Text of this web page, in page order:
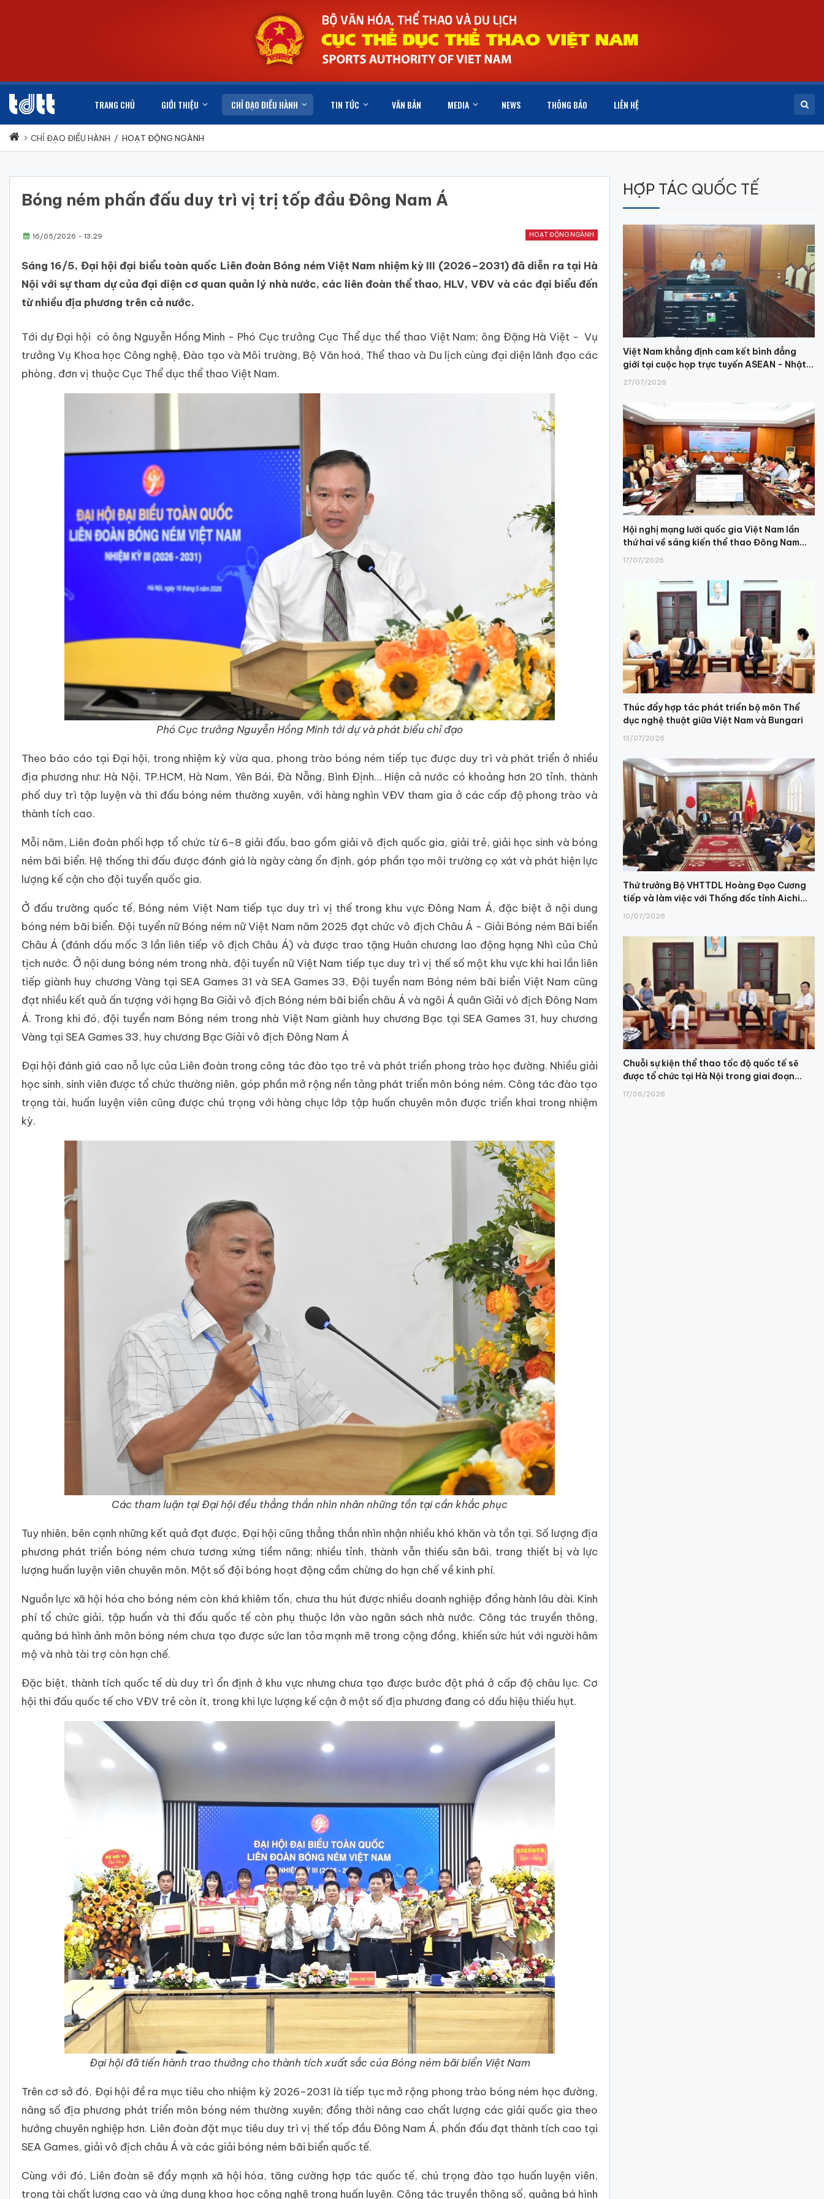
TRANG CHỦ GIỚI THIỆU CHỈ ĐẠO ĐIỀU HÀNH TIN TỨC VĂN BẢN MEDIA NEWS THÔNG BÁO LIÊN HỆ
CHỈ ĐẠO ĐIỀU HÀNH / HOẠT ĐỘNG NGÀNH
Bóng ném phấn đấu duy trì vị trị tốp đầu Đông Nam Á
HOẠT ĐỘNG NGÀNH
16/05/2026 - 13:29
Sáng 16/5, Đại hội đại biểu toàn quốc Liên đoàn Bóng ném Việt Nam nhiệm kỳ III (2026–2031) đã diễn ra tại Hà
Nội với sự tham dự của đại diện cơ quan quản lý nhà nước, các liên đoàn thể thao, HLV, VĐV và các đại biểu đến
từ nhiều địa phương trên cả nước.
Tới dự Đại hội có ông Nguyễn Hồng Minh - Phó Cục trưởng Cục Thể dục thể thao Việt Nam; ông Đặng Hà Việt - Vụ
trưởng Vụ Khoa học Công nghệ, Đào tạo và Môi trường, Bộ Văn hoá, Thể thao và Du lịch cùng đại diện lãnh đạo các
phòng, đơn vị thuộc Cục Thể dục thể thao Việt Nam.
Phó Cục trưởng Nguyễn Hồng Minh tới dự và phát biểu chỉ đạo
Theo báo cáo tại Đại hội, trong nhiệm kỳ vừa qua, phong trào bóng ném tiếp tục được duy trì và phát triển ở nhiều
địa phương như: Hà Nội, TP.HCM, Hà Nam, Yên Bái, Đà Nẵng, Bình Định… Hiện cả nước có khoảng hơn 20 tỉnh, thành
phố duy trì tập luyện và thi đấu bóng ném thường xuyên, với hàng nghìn VĐV tham gia ở các cấp độ phong trào và
thành tích cao.
Mỗi năm, Liên đoàn phối hợp tổ chức từ 6–8 giải đấu, bao gồm giải vô địch quốc gia, giải trẻ, giải học sinh và bóng
ném bãi biển. Hệ thống thi đấu được đánh giá là ngày càng ổn định, góp phần tạo môi trường cọ xát và phát hiện lực
lượng kế cận cho đội tuyển quốc gia.
Ở đấu trường quốc tế, Bóng ném Việt Nam tiếp tục duy trì vị thế trong khu vực Đông Nam Á, đặc biệt ở nội dung
bóng ném bãi biển. Đội tuyển nữ Bóng ném nữ Việt Nam năm 2025 đạt chức vô địch Châu Á - Giải Bóng ném Bãi biển
Châu Á (đánh dấu mốc 3 lần liên tiếp vô địch Châu Á) và được trao tặng Huân chương lao động hạng Nhì của Chủ
tịch nước. Ở nội dung bóng ném trong nhà, đội tuyển nữ Việt Nam tiếp tục duy trì vị thế số một khu vực khi hai lần liên
tiếp giành huy chương Vàng tại SEA Games 31 và SEA Games 33, Đội tuyển nam Bóng ném bãi biển Việt Nam cũng
đạt nhiều kết quả ấn tượng với hạng Ba Giải vô địch Bóng ném bãi biển châu Á và ngôi Á quân Giải vô địch Đông Nam
Á. Trong khi đó, đội tuyển nam Bóng ném trong nhà Việt Nam giành huy chương Bạc tại SEA Games 31, huy chương
Vàng tại SEA Games 33, huy chương Bạc Giải vô địch Đông Nam Á
Đại hội đánh giá cao nỗ lực của Liên đoàn trong công tác đào tạo trẻ và phát triển phong trào học đường. Nhiều giải
học sinh, sinh viên được tổ chức thường niên, góp phần mở rộng nền tảng phát triển môn bóng ném. Công tác đào tạo
trọng tài, huấn luyện viên cũng được chú trọng với hàng chục lớp tập huấn chuyên môn được triển khai trong nhiệm
kỳ.
Các tham luận tại Đại hội đều thẳng thắn nhìn nhân những tồn tại cần khắc phục
Tuy nhiên, bên cạnh những kết quả đạt được, Đại hội cũng thẳng thắn nhìn nhận nhiều khó khăn và tồn tại. Số lượng địa
phương phát triển bóng ném chưa tương xứng tiềm năng; nhiều tỉnh, thành vẫn thiếu sân bãi, trang thiết bị và lực
lượng huấn luyện viên chuyên môn. Một số đội bóng hoạt động cầm chừng do hạn chế về kinh phí.
Nguồn lực xã hội hóa cho bóng ném còn khá khiêm tốn, chưa thu hút được nhiều doanh nghiệp đồng hành lâu dài. Kinh
phí tổ chức giải, tập huấn và thi đấu quốc tế còn phụ thuộc lớn vào ngân sách nhà nước. Công tác truyền thông,
quảng bá hình ảnh môn bóng ném chưa tạo được sức lan tỏa mạnh mẽ trong cộng đồng, khiến sức hút với người hâm
mộ và nhà tài trợ còn hạn chế.
Đặc biệt, thành tích quốc tế dù duy trì ổn định ở khu vực nhưng chưa tạo được bước đột phá ở cấp độ châu lục. Cơ
hội thi đấu quốc tế cho VĐV trẻ còn ít, trong khi lực lượng kế cận ở một số địa phương đang có dấu hiệu thiếu hụt.
Đại hội đã tiến hành trao thưởng cho thành tích xuất sắc của Bóng ném bãi biển Việt Nam
Trên cơ sở đó, Đại hội đề ra mục tiêu cho nhiệm kỳ 2026–2031 là tiếp tục mở rộng phong trào bóng ném học đường,
nâng số địa phương phát triển môn bóng ném thường xuyên; đồng thời nâng cao chất lượng các giải quốc gia theo
hướng chuyên nghiệp hơn. Liên đoàn đặt mục tiêu duy trì vị thế tốp đầu Đông Nam Á, phấn đấu đạt thành tích cao tại
SEA Games, giải vô địch châu Á và các giải bóng ném bãi biển quốc tế.
Cùng với đó, Liên đoàn sẽ đẩy mạnh xã hội hóa, tăng cường hợp tác quốc tế, chú trọng đào tạo huấn luyện viên,
trọng tài chất lượng cao và ứng dụng khoa học công nghệ trong huấn luyện. Công tác truyền thông số, quảng bá hình
HỢP TÁC QUỐC TẾ
Việt Nam khẳng định cam kết bình đẳng
giới tại cuộc họp trực tuyến ASEAN - Nhật...
27/07/2026
Hội nghị mạng lưới quốc gia Việt Nam lần
thứ hai về sáng kiến thể thao Đông Nam...
17/07/2026
Thúc đẩy hợp tác phát triển bộ môn Thể
dục nghệ thuật giữa Việt Nam và Bungari
13/07/2026
Thứ trưởng Bộ VHTTDL Hoàng Đạo Cương
tiếp và làm việc với Thống đốc tỉnh Aichi...
10/07/2026
Chuỗi sự kiện thể thao tốc độ quốc tế sẽ
được tổ chức tại Hà Nội trong giai đoạn...
17/06/2026